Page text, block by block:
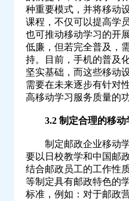
种重要模式，并将移动
课程，不仅可以提高学
也可推动移动学习的开
低廉，但若完全普及，
持。目前，手机的普及
坚实基础，而这些移动
需要在未来逐步有针对
高移动学习服务质量的功
3.2 制定合理的移
制定邮政企业移动学
要以日校教学和中国邮
结合邮政员工的工作性
等制定具有邮政特色的
标准，例如：对于邮政